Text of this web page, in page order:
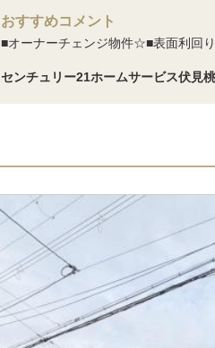
おすすめコメント
■オーナーチェンジ物件☆■表面利回
センチュリー21ホームサービス伏見